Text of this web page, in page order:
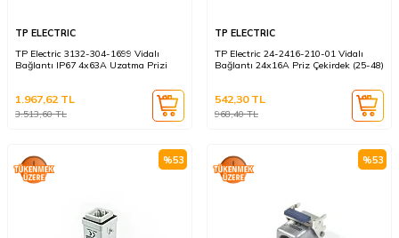
TP ELECTRIC
TP Electric 3132-304-1699 Vidalı
Bağlantı IP67 4x63A Uzatma Prizi
3.513,60TL
1.967,62 TL
TP ELECTRIC
TP Electric 24-2416-210-01 Vidalı
Bağlantı 24x16A Priz Çekirdek (25-48)
968,40TL
542,30TL
%53 %53